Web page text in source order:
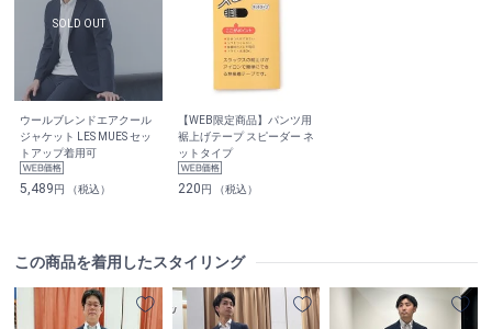
ウールブレンドエアクール
ジャケット LES MUES セッ
トアップ着用可
5,489円 （税込）
【WEB限定商品】パンツ用
裾上げテープ スピーダー ネ
ットタイプ
220円 （税込）
この商品を着用したスタイリング